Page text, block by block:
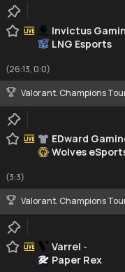
Invictus
LNG Esports
(26:13, 0:0)
Valorant. Champions
EDward
Wolves
(3:3)
Valorant. Champions
Varrel -
Paper Rex